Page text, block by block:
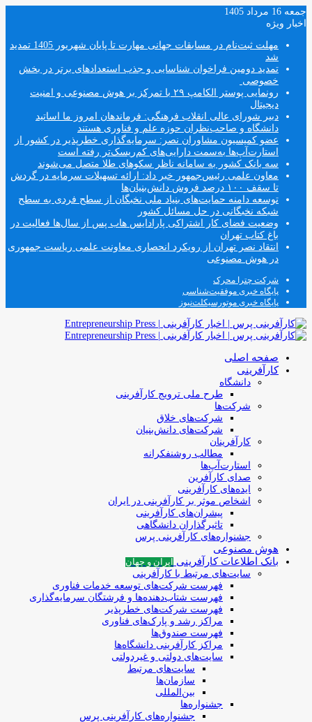
جمعه 16 مرداد 1405
اخبار ویژه
مهلت ثبت‌نام در مسابقات جهانی مهارت تا پایان شهریور 1405 تمدید
شد
تمدید دومین فراخوان شناسایی و جذب استعدادهای برتر در بخش
خصوصی
رونمایی پوستر الکامپ ۲۹ با تمرکز بر هوش مصنوعی و امنیت
دیجیتال
دبیر شورای عالی انقلاب فرهنگی: فرماندهان امروز ما اساتید
دانشگاه و صاحب‌نظران حوزه علم و فناوری هستند
عضو کمیسیون مشاوران نصر: سرمایه‌گذاری خطرپذیر در کشور از
استارت‌آپ‌ها به‌سمت دارایی‌های کم‌ریسک‌تر رفته است
سه بانک کشور به سامانه ناظر سکوهای طلا متصل می‌شوند
معاون علمی رئیس‌جمهور خبر داد: ارائه تسهیلات سرمایه در گردش
تا سقف ۱۰۰ درصد فروش دانش‌بنیان‌ها
توسعه دامنه حمایت‌های بنیاد ملی نخبگان از سطح فردی به سطح
شبکه نخبگانی در حل مسائل کشور
وضعیت فضای کار اشتراکی پارادایس هاب پس از سال‌ها فعالیت در
باغ کتاب تهران
انتقاد نصر تهران از رویکرد انحصاری معاونت علمی ریاست جمهوری
در هوش مصنوعی
شرکت چترا محرک
پایگاه خبری موفقیت‌شناسی
پایگاه خبری موتورسیکلت‌نیوز
صفحه اصلی
کارآفرینی
دانشگاه
طرح ملی ترویج کارآفرینی
شرکت‌ها
شرکت‌های خلاق
شرکت‌های دانش‌بنیان
کارآفرینان
مطالب روشنفکرانه
استارت‌آپ‌ها
صدای کارآفرین
ایده‌های کارآفرینی
اشخاص موثر بر کارآفرینی در ایران
پیشران‌های کارآفرینی
تاثیرگذاران دانشگاهی
جشنواره‌های کارآفرینی‌ پرس
هوش مصنوعی
بانک اطلاعات کارآفرینی
ایران و جهان
سایت‌های مرتبط با کارآفرینی
فهرست شرکت‌های‌‌ توسعه‌ خدمات فناوری
فهرست شتاب‌دهنده‌ها‌ و فرشتگان‌ سرمایه‌گذاری
فهرست شرکت‌های خطرپذیر
مراکز رشد و پارک‌های فناوری
فهرست صندوق‌ها
مراکز کارآفرینی دانشگاه‌ها
سایت‌های دولتی و غیردولتی
سایت‌های مرتبط
سازمان‌ها
بین‌المللی
جشنواره‌ها
جشنواره‌های کارآفرینی‌ پرس